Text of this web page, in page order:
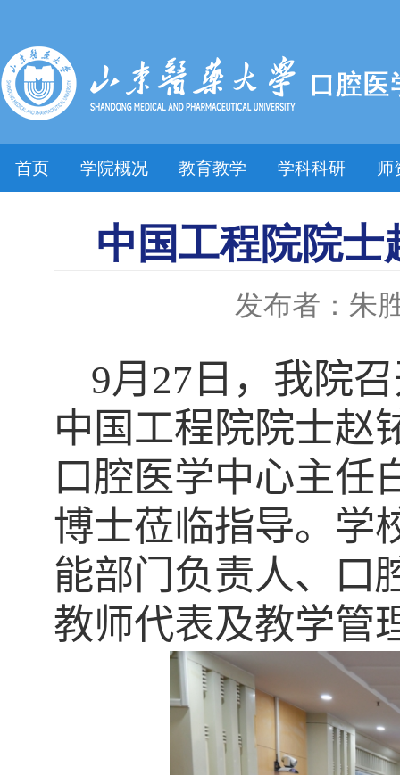
首页 学院概况 教育教学 学科科研 师
中国工程院院
发布者：朱
9月 27 日，我院
中国工程院院士赵
口腔医学中心主任
博士莅临指导。学
能部门负责人、口
教师代表及教学管